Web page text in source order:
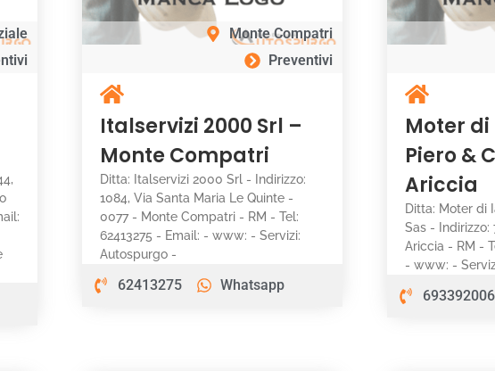
Monte Compatri
Preventivi
Italservizi 2000 Srl –
Monte Compatri
Ditta: Italservizi 2000 Srl - Indirizzo:
1084, Via Santa Maria Le Quinte -
0077 - Monte Compatri - RM - Tel:
62413275 - Email: - www: - Servizi:
Autospurgo -
62413275 Whatsapp
Moter
Piero &
Ariccia
Ditta: Moter di
Sas - Indirizzo:
Ariccia - RM -
- www: -
693392006